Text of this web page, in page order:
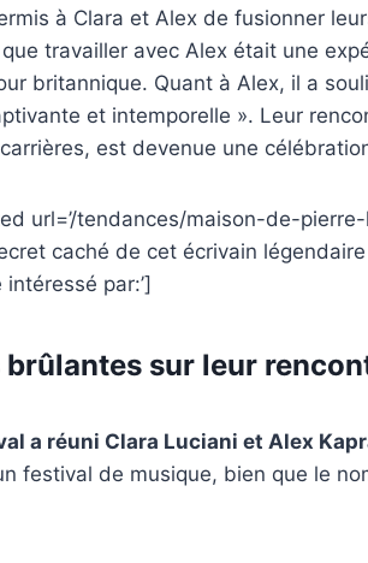
à Clara et Alex de fusionner
travailler avec Alex était une
britannique. Quant à Alex, il a
et intemporelle ». Leur
est devenue une
url=’/tendances/maison-de-
caché de cet écrivain légendaire
par:’]
brûlantes sur leur
a réuni Clara Luciani et Alex
festival de musique, bien que le